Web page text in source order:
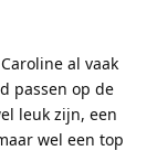
al vaak
passen op de
leuk zijn, een
wel een top